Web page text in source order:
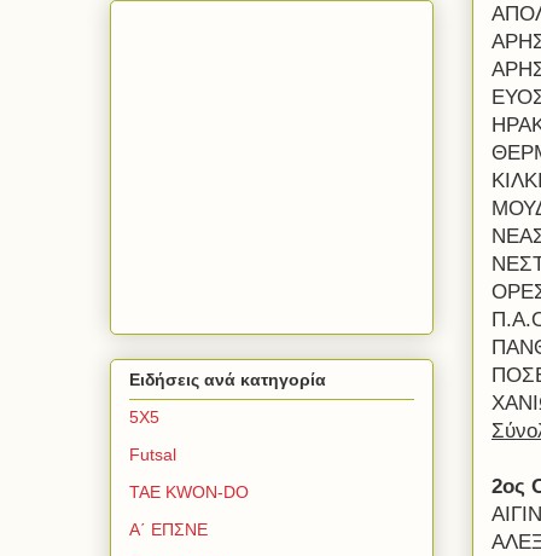
2ος
Ειδήσεις ανά κατηγορία
5Χ5
Futsal
TAE KWON-DO
Α΄ ΕΠΣΝΕ